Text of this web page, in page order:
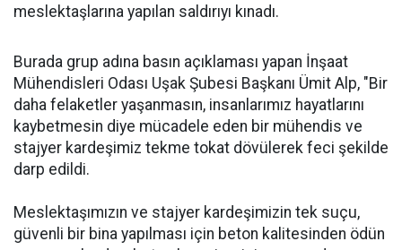
meslektaşlarına yapılan saldırıyı kınadı.
Burada grup adına basın açıklaması yapan İnşaat
Mühendisleri Odası Uşak Şubesi Başkanı Ümit Alp, "Bir
daha felaketler yaşanmasın, insanlarımız hayatlarını
kaybetmesin diye mücadele eden bir mühendis ve
stajyer kardeşimiz tekme tokat dövülerek feci şekilde
darp edildi.
Meslektaşımızın ve stajyer kardeşimizin tek suçu,
güvenli bir bina yapılması için beton kalitesinden ödün